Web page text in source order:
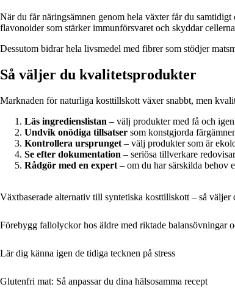
När du får näringsämnen genom hela växter får du
flavonoider som stärker immunförsvaret och skyddar
Dessutom bidrar hela livsmedel med fibrer som stödjer
Så väljer du kvalitetsprodukter
Marknaden för naturliga kosttillskott växer snabbt, men
Läs ingredienslistan – välj produkter med få och
Undvik onödiga tillsatser som konstgjorda
Kontrollera ursprunget – välj produkter som är
Se efter dokumentation – seriösa tillverkare
Rådgör med en expert – om du har särskilda behov
Växtbaserade alternativ till syntetiska kosttillskott – så
Förebygg fallolyckor hos äldre med riktade balansövningar
Lär dig känna igen de tidiga tecknen på stress
Glutenfri mat: Så anpassar du dina hälsosamma recept